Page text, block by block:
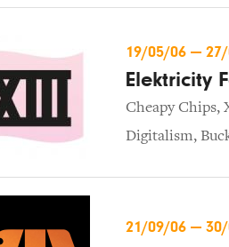
19/05/06 —
Elektricity
Cheapy Chips,
Digitalism,
21/09/06 —